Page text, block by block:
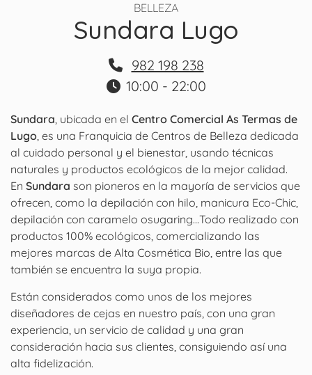
BELLEZA
Sundara Lugo
982 198 238
10:00 - 22:00
Sundara, ubicada en el Centro Comercial As Termas de
Lugo, es una Franquicia de Centros de Belleza dedicada
al cuidado personal y el bienestar, usando técnicas
naturales y productos ecológicos de la mejor calidad.
En Sundara son pioneros en la mayoría de servicios que
ofrecen, como la depilación con hilo, manicura Eco-Chic,
depilación con caramelo osugaring...Todo realizado con
productos 100% ecológicos, comercializando las
mejores marcas de Alta Cosmética Bio, entre las que
también se encuentra la suya propia.
Están considerados como unos de los mejores
diseñadores de cejas en nuestro país, con una gran
experiencia, un servicio de calidad y una gran
consideración hacia sus clientes, consiguiendo así una
alta fidelización.